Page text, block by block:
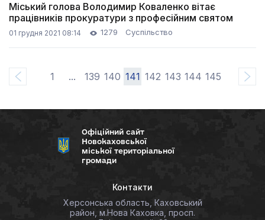
Міський голова Володимир Коваленко вітає
працівників прокуратури з професійним святом
01 грудня 2021 08:14 1279 Суспільство
1 ... 139 140 141 142 143 144 145
Офіційний сайт
Новокаховської
міської територіальної
громади
Контакти
Херсонська область, Каховський
район, м.Нова Каховка, просп.